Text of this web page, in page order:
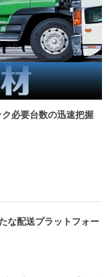
必要台数の迅速把握
な配送プラットフォー